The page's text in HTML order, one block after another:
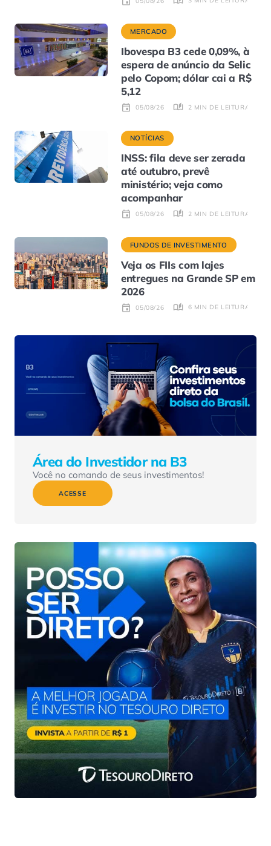
MERCADO
Ibovespa B3 cede 0,09%, à
espera de anúncio da Selic
pelo Copom; dólar cai a R$
5,12
05/08/26 2 MIN DE LEITURA
NOTÍCIAS
INSS: fila deve ser zerada
até outubro, prevê
ministério; veja como
acompanhar
05/08/26 2 MIN DE LEITURA
FUNDOS DE INVESTIMENTO
Veja os FIIs com lajes
entregues na Grande SP em
2026
05/08/26 6 MIN DE LEITURA
Área do Investidor na B3
Você no comando de seus investimentos!
ACESSE